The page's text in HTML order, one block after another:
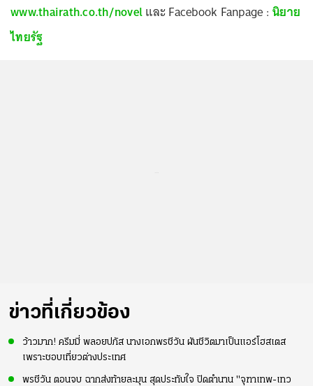
www.thairath.co.th/novelและ Facebook Fanpage : นิยาย
ไทยรัฐ
ข่าวที่เกี่ยวข้อง
ว้าวมาก! ครีมมี่ พลอยปภัส นางเอกพรชีวัน ผันชีวิตมาเป็นแอร์โฮสเตส
เพราะชอบเที่ยวต่างประเทศ
พรชีวัน ตอนจบ ฉากส่งท้ายละมุน สุดประทับใจ ปิดตำนาน "จุฑาเทพ-เทว